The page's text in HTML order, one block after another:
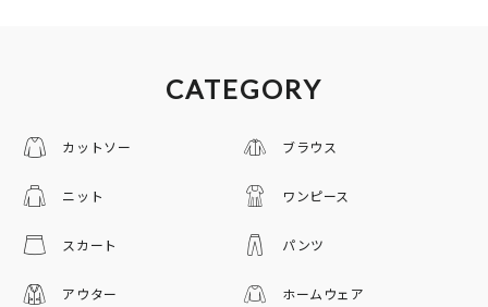
CATEGORY
カットソー ブラウス
ニット ワンピース
スカート パンツ
アウター ホームウェア